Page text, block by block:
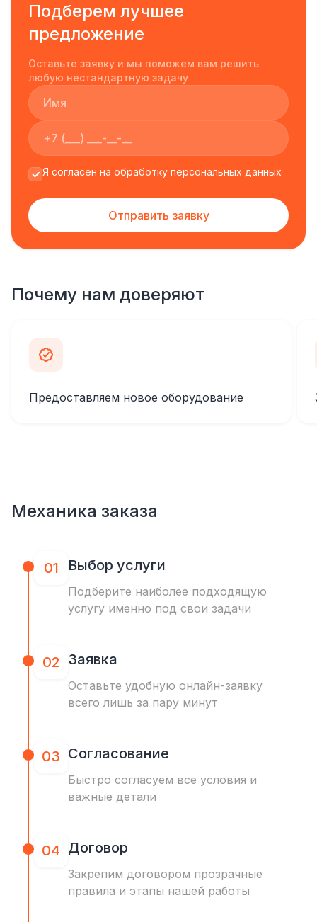
Подберем лучшее
предложение
Оставьте заявку и мы поможем вам решить
любую нестандартную задачу
Я согласен на обработку персональных данных
Отправить заявку
Почему нам доверяют
Предоставляем новое оборудование
Механика заказа
01 Выбор услуги
Подберите наиболее подходящую
услугу именно под свои задачи
02 Заявка
Оставьте удобную онлайн-заявку
всего лишь за пару минут
03 Согласование
Быстро согласуем все условия и
важные детали
04 Договор
Закрепим договором прозрачные
правила и этапы нашей работы